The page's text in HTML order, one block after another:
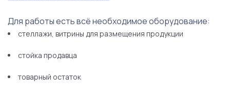
Для работы есть всё необходимое оборудование:
стеллажи, витрины для размещения продукции
стойка продавца
товарный остаток